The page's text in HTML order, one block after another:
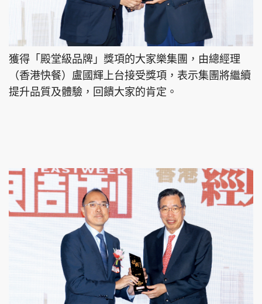
獲得「殿堂級品牌」獎項的大家樂集團，由總經理
（香港快餐）盧國輝上台接受獎項，表示集團將繼續
提升品質及體驗，回饋大家的肯定。